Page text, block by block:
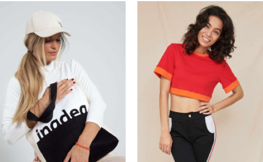
€50,00.
Le
prix
initial
était :
€60,00.
prix
actuel
est :
€24,00.